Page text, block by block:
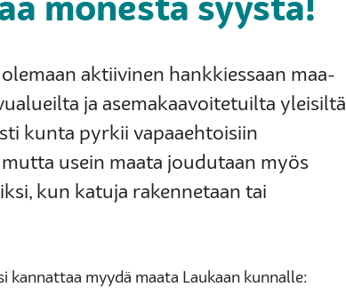
monesta syystä!
aktiivinen hankkiessaan maa-
ja asemakaavoitetuilta yleisiltä
kunta pyrkii vapaaehtoisiin
usein maata joudutaan myös
kun katuja rakennetaan tai
kannattaa myydä maata Laukaan kunnalle: